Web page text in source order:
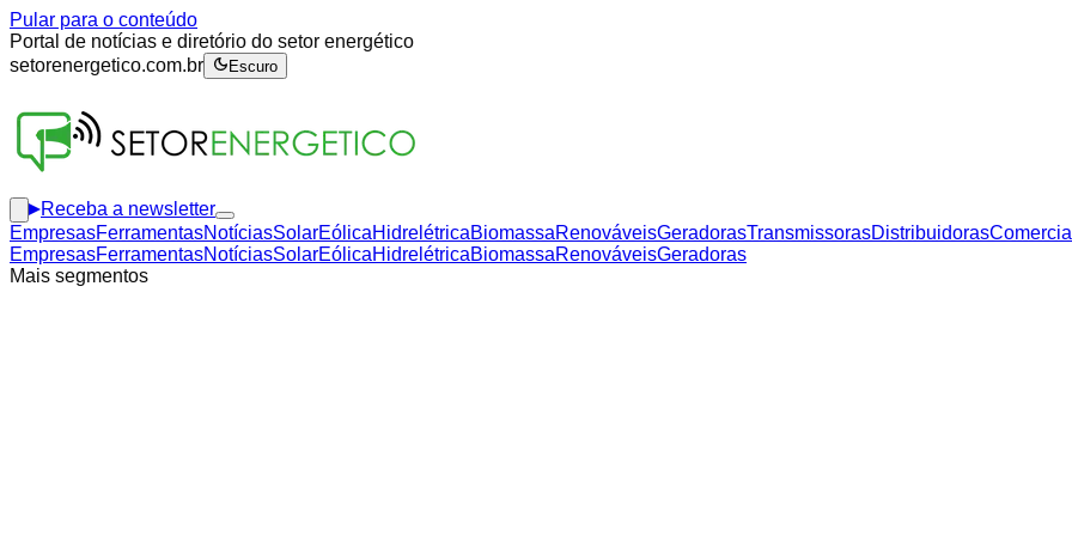
Pular para o conteúdo
Portal de notícias e diretório do setor energético
setorenergetico.com.br
Escuro
Receba a newsletter
EmpresasFerramentasNotíciasSolarEólicaHidrelétricaBiomassaRenováveisGeradorasTransmissorasDistribuidoras
EmpresasFerramentasNotíciasSolarEólicaHidrelétricaBiomassaRenováveisGeradoras
Mais segmentos